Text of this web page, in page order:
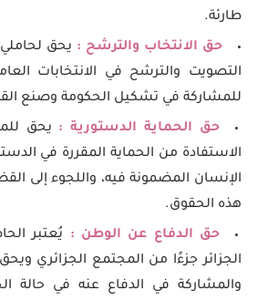
طارئة.
حق الانتخاب والترشح : يحق لحاملي
التصويت والترشح في الانتخابات
للمشاركة في تشكيل الحكومة وصنع
حق الحماية الدستورية : يحق
الاستفادة من الحماية المقررة في
الإنسان المضمونة فيه، واللجوء إلى
هذه الحقوق.
حق الدفاع عن الوطن :
يُعتبر
الجزائر جزءًا من المجتمع الجزائري
والمشاركة في الدفاع عنه في حالة